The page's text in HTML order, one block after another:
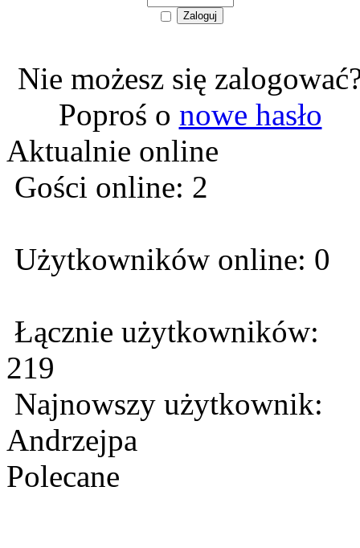
Nie możesz się
Poproś o nowe hasło
Aktualnie online
Gości online: 2
Użytkowników online: 0
Łącznie użytkowników:
219
Najnowszy użytkownik:
Andrzejpa
Polecane